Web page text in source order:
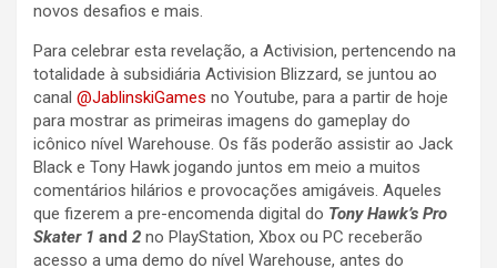
novos desafios e mais.
Para celebrar esta revelação, a Activision, pertencendo na
totalidade à subsidiária Activision Blizzard, se juntou ao
canal @JablinskiGames no Youtube, para a partir de hoje
para mostrar as primeiras imagens do gameplay do
icônico nível Warehouse. Os fãs poderão assistir ao Jack
Black e Tony Hawk jogando juntos em meio a muitos
comentários hilários e provocações amigáveis. Aqueles
que fizerem a pre-encomenda digital do Tony Hawk’s Pro
Skater 1 and 2 no PlayStation, Xbox ou PC receberão
acesso a uma demo do nível Warehouse, antes do